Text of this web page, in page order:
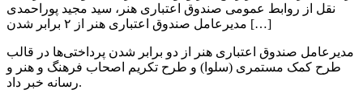
نقل از روابط عمومی صندوق اعتباری هنر، سید مجید پوراحمدی
مدیرعامل صندوق اعتباری هنر از ۲ برابر شدن […]
مدیرعامل صندوق اعتباری هنر از دو برابر شدن پرداختی‌ها در قالب
طرح کمک مستمری (سلوا) و طرح تکریم اصحاب فرهنگ و هنر و
رسانه خبر داد.